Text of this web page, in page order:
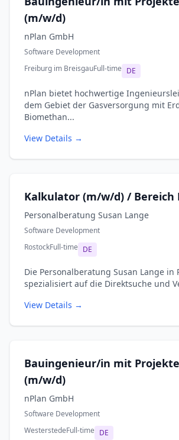
(m/w/d)
nPlan GmbH
Software Development
Freiburg im BreisgauFull-time DE
nPlan bietet hochwertige
dem Gebiet der Gasversorgung mit
Biomethan...
View Details →
Kalkulator (m/w/d) / Bereich
Personalberatung Susan Lange
Software Development
RostockFull-time DE
Die Personalberatung Susan Lange in
spezialisiert auf die Direktsuche und
View Details →
Bauingenieur/in mit
(m/w/d)
nPlan GmbH
Software Development
WesterstedeFull-time DE